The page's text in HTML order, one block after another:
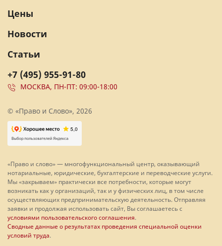
+7 (495) 955-91-80
МОСКВА, ПН-ПТ: 09:00-18:00
Цены
Новости
Статьи
© «Право и Слово», 2026
«Право и слово» — многофункциональный центр, оказывающий
нотариальные, юридические, бухгалтерские и переводческие услуги.
Мы «закрываем» практически все потребности, которые могут
возникать как у организаций, так и у физических лиц, в том числе
осуществляющих предпринимательскую деятельность. Отправляя
заявки и продолжая использовать сайт, Вы соглашаетесь с
условиями пользовательского соглашения.
Сводные данные о результатах проведения специальной оценки
условий труда.